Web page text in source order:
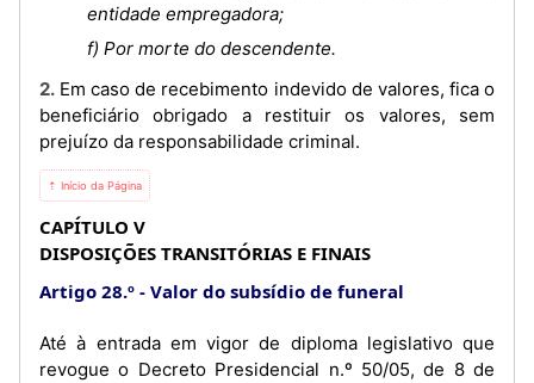
entidade empregadora;
f) Por morte do descendente.
2. Em caso de recebimento indevido de valores, fica o
beneficiário obrigado a restituir os valores, sem
prejuízo da responsabilidade criminal.
⇡ Início da Página
CAPÍTULO V
DISPOSIÇÕES TRANSITÓRIAS E FINAIS
Artigo 28.º
Valor do subsídio de funeral
Até à entrada em vigor de diploma legislativo que
revogue o Decreto Presidencial n.º 50/05, de 8 de